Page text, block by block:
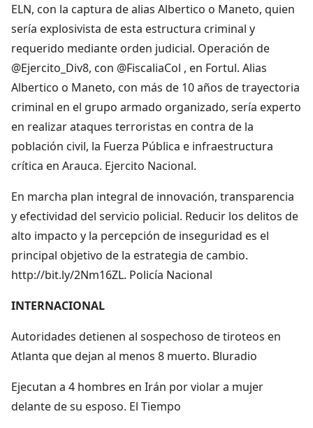
ELN, con la captura de alias Albertico o Maneto, quien
sería explosivista de esta estructura criminal y
requerido mediante orden judicial. Operación de
@Ejercito_Div8, con @FiscaliaCol , en Fortul. Alias
Albertico o Maneto, con más de 10 años de trayectoria
criminal en el grupo armado organizado, sería experto
en realizar ataques terroristas en contra de la
población civil, la Fuerza Pública e infraestructura
crítica en Arauca. Ejercito Nacional.
En marcha plan integral de innovación, transparencia
y efectividad del servicio policial. Reducir los delitos de
alto impacto y la percepción de inseguridad es el
principal objetivo de la estrategia de cambio.
http://bit.ly/2Nm16ZL. Policía Nacional
INTERNACIONAL
Autoridades detienen al sospechoso de tiroteos en
Atlanta que dejan al menos 8 muerto. Bluradio
Ejecutan a 4 hombres en Irán por violar a mujer
delante de su esposo. El Tiempo